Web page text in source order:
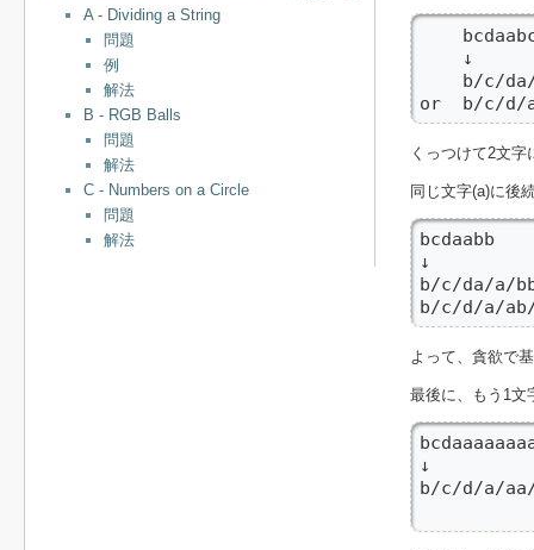
A - Dividing a String
問題
例
解法
B - RGB Balls
問題
解法
C - Numbers on a Circle
問題
解法
    ↓
b/c/
or  b/c/d/
くっつけて2文
同じ文字(a)に後
bcdaabb
↓
b/c/da/a/
b/c/d/a/
よって、貪欲で
最後に、もう1文
↓
b/c/d/a/